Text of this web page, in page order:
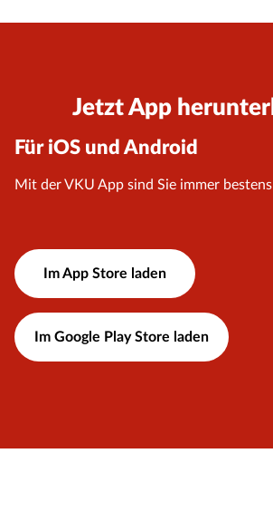
Jetzt App
Für iOS und Android
Mit der VKU App sind Sie immer
Im App Store laden
Im Google Play Store laden